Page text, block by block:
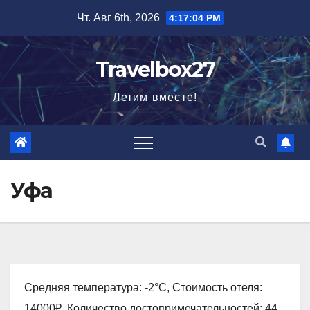
содержимому
Чт. Авг 6th, 2026 4:17:05 PM
Travelbox27
Летим вместе!
Уфа
Средняя температура: -2°C, Стоимость отеля: